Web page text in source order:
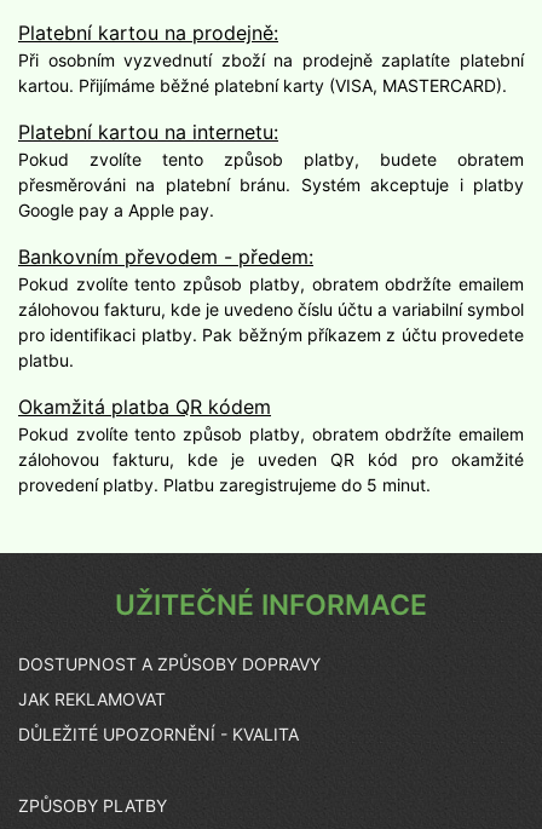
Platební kartou na prodejně:
Při osobním vyzvednutí zboží na prodejně zaplatíte platební
kartou. Přijímáme běžné platební karty (VISA, MASTERCARD).
Platební kartou na internetu:
Pokud zvolíte tento způsob platby, budete obratem
přesměrováni na platební bránu. Systém akceptuje i platby
Google pay a Apple pay.
Bankovním převodem - předem:
Pokud zvolíte tento způsob platby, obratem obdržíte emailem
zálohovou fakturu, kde je uvedeno číslu účtu a variabilní symbol
pro identifikaci platby. Pak běžným příkazem z účtu provedete
platbu.
Okamžitá platba QR kódem
Pokud zvolíte tento způsob platby, obratem obdržíte emailem
zálohovou fakturu, kde je uveden QR kód pro okamžité
provedení platby. Platbu zaregistrujeme do 5 minut.
UŽITEČNÉ INFORMACE
DOSTUPNOST A ZPŮSOBY DOPRAVY
JAK REKLAMOVAT
DŮLEŽITÉ UPOZORNĚNÍ - KVALITA
ZPŮSOBY PLATBY